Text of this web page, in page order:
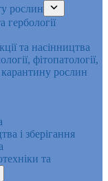
рослин
гербології
та насінництва
фітопатології,
карантину рослин
і зберігання
та